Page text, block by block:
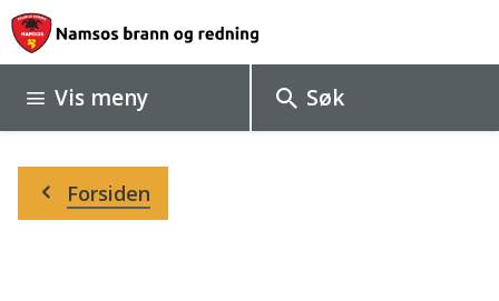
a
m Søk
Vis meny
her:
Forsiden